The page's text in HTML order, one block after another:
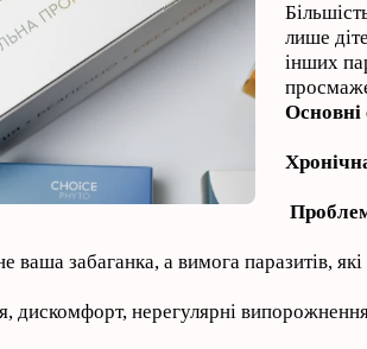
лише
інших
Основні
ваша забаганка, а вимога паразитів,
дискомфорт, нерегулярні